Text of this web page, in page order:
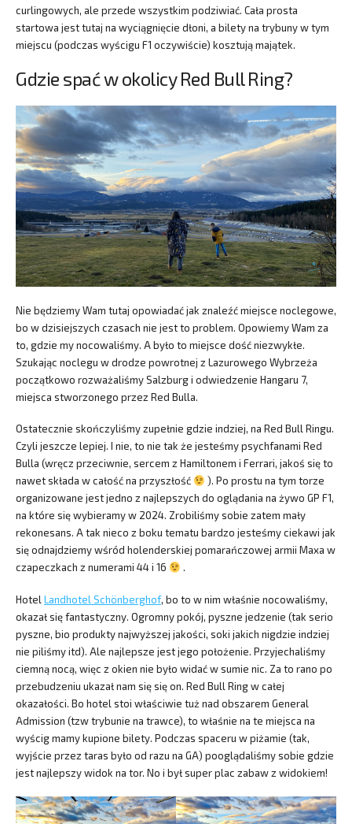
curlingowych, ale przede wszystkim podziwiać. Cała prosta
startowa jest tutaj na wyciągnięcie dłoni, a bilety na trybuny w tym
miejscu (podczas wyścigu F1 oczywiście) kosztują majątek.
Gdzie spać w okolicy Red Bull Ring?
Nie będziemy Wam tutaj opowiadać jak znaleźć miejsce noclegowe,
bo w dzisiejszych czasach nie jest to problem. Opowiemy Wam za
to, gdzie my nocowaliśmy. A było to miejsce dość niezwykłe.
Szukając noclegu w drodze powrotnej z Lazurowego Wybrzeża
początkowo rozważaliśmy Salzburg i odwiedzenie Hangaru 7,
miejsca stworzonego przez Red Bulla.
Ostatecznie skończyliśmy zupełnie gdzie indziej, na Red Bull Ringu.
Czyli jeszcze lepiej. I nie, to nie tak że jesteśmy psychfanami Red
Bulla (wręcz przeciwnie, sercem z Hamiltonem i Ferrari, jakoś się to
nawet składa w całość na przyszłość
). Po prostu na tym torze
organizowane jest jedno z najlepszych do oglądania na żywo GP F1,
na które się wybieramy w 2024. Zrobiliśmy sobie zatem mały
rekonesans. A tak nieco z boku tematu bardzo jesteśmy ciekawi jak
się odnajdziemy wśród holenderskiej pomarańczowej armii Maxa w
czapeczkach z numerami 44 i 16
.
Hotel Landhotel Schönberghof, bo to w nim właśnie nocowaliśmy,
okazał się fantastyczny. Ogromny pokój, pyszne jedzenie (tak serio
pyszne, bio produkty najwyższej jakości, soki jakich nigdzie indziej
nie piliśmy itd). Ale najlepsze jest jego położenie. Przyjechaliśmy
ciemną nocą, więc z okien nie było widać w sumie nic. Za to rano po
przebudzeniu ukazał nam się się on. Red Bull Ring w całej
okazałości. Bo hotel stoi właściwie tuż nad obszarem General
Admission (tzw trybunie na trawce), to właśnie na te miejsca na
wyścig mamy kupione bilety. Podczas spaceru w piżamie (tak,
wyjście przez taras było od razu na GA) pooglądaliśmy sobie gdzie
jest najlepszy widok na tor. No i był super plac zabaw z widokiem!